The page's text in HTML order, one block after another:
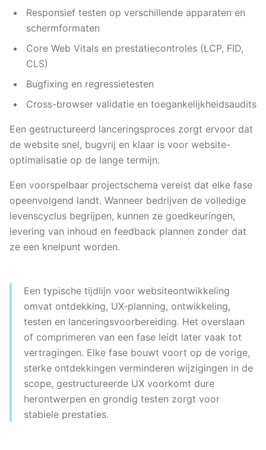
Responsief testen op verschillende apparaten en
schermformaten
Core Web Vitals en prestatiecontroles (LCP, FID,
CLS)
Bugfixing en regressietesten
Cross-browser validatie en toegankelijkheidsaudits
Een gestructureerd lanceringsproces zorgt ervoor dat
de website snel, bugvrij en klaar is voor website-
optimalisatie op de lange termijn.
Een voorspelbaar projectschema vereist dat elke fase
opeenvolgend landt. Wanneer bedrijven de volledige
levenscyclus begrijpen, kunnen ze goedkeuringen,
levering van inhoud en feedback plannen zonder dat
ze een knelpunt worden.
Een typische tijdlijn voor websiteontwikkeling
omvat ontdekking, UX-planning, ontwikkeling,
testen en lanceringsvoorbereiding. Het overslaan
of comprimeren van een fase leidt later vaak tot
vertragingen. Elke fase bouwt voort op de vorige,
sterke ontdekkingen verminderen wijzigingen in de
scope, gestructureerde UX voorkomt dure
herontwerpen en grondig testen zorgt voor
stabiele prestaties.